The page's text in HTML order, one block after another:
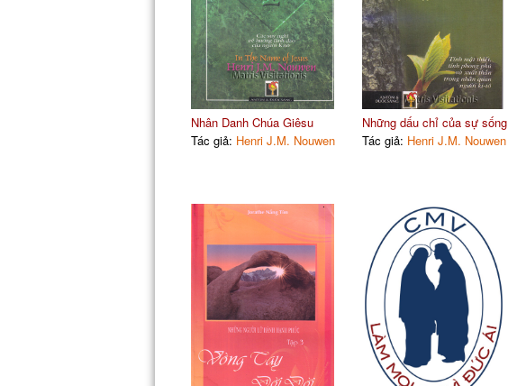
Nhân Danh Chúa Giêsu
Tác giả: Henri J.M. Nouwen
Những dấu chỉ của sự sống
Tác giả: Henri J.M. Nouwen